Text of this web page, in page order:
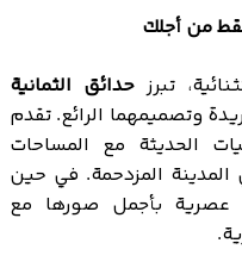
من أجلك
تبرز حدائق الثمانية
وتصميمهما الرائع. تقدم
الحديثة مع المساحات
المدينة المزدحمة. في حين
عصرية بأجمل صورها مع